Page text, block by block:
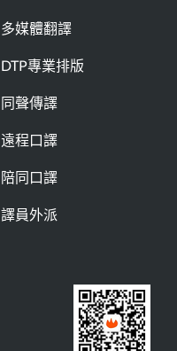
多媒體翻譯
DTP專業排版
同聲傳譯
遠程口譯
陪同口譯
譯員外派